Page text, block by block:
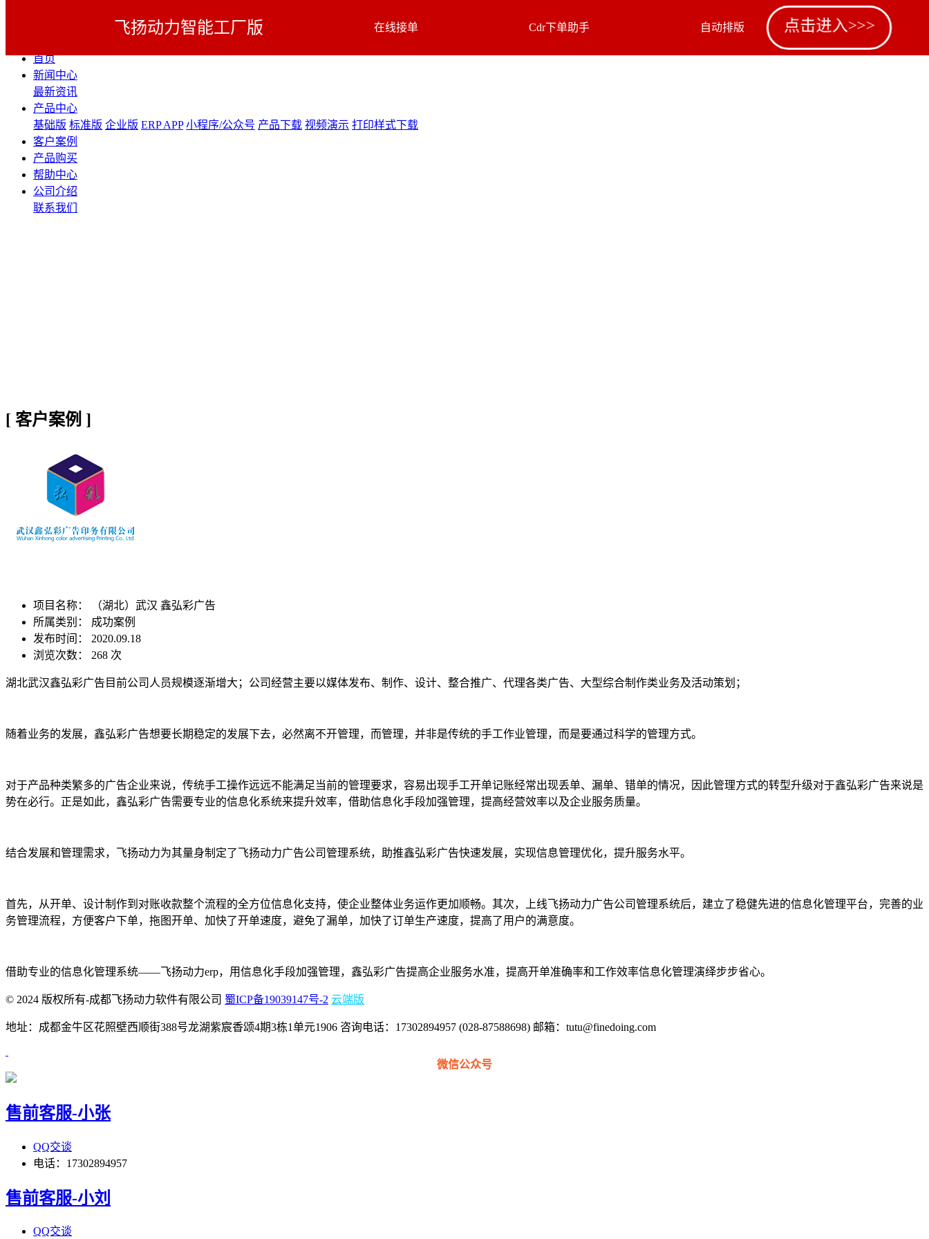
首页
新闻中心
最新资讯
产品中心
基础版 标准版 企业版 ERP APP 小程序/公众号 产品下载 视频演示 打印样式下载
客户案例
产品购买
帮助中心
公司介绍
联系我们
飞扬动力智能工厂版 在线接单 Cdr下单助手 自动排版 点击进入>>>
[ 客户案例 ]
项目名称：
（湖北）武汉 鑫弘彩广告
所属类别： 成功案例
发布时间： 2020.09.18
浏览次数： 268 次
湖北武汉鑫弘彩广告目前公司人员规模逐渐增大；公司经营主要以媒体发布、制作、设计、整合推广、代理各类广告、大型综合制作类业务及活动策划；
随着业务的发展，鑫弘彩广告想要长期稳定的发展下去，必然离不开管理，而管理，并非是传统的手工作业管理，而是要通过科学的管理方式。
对于产品种类繁多的广告企业来说，传统手工操作远远不能满足当前的管理要求，容易出现手工开单记账经常出现丢单、漏单、错单的情况，因此管理方式的转型升级对于鑫弘彩广告来说是
势在必行。正是如此，鑫弘彩广告需要专业的信息化系统来提升效率，借助信息化手段加强管理，提高经营效率以及企业服务质量。
结合发展和管理需求，飞扬动力为其量身制定了飞扬动力广告公司管理系统，助推鑫弘彩广告快速发展，实现信息管理优化，提升服务水平。
首先，从开单、设计制作到对账收款整个流程的全方位信息化支持，使企业整体业务运作更加顺畅。其次，上线飞扬动力广告公司管理系统后，建立了稳健先进的信息化管理平台，完善的业
务管理流程，方便客户下单，拖图开单、加快了开单速度，避免了漏单，加快了订单生产速度，提高了用户的满意度。
借助专业的信息化管理系统——飞扬动力erp，用信息化手段加强管理，鑫弘彩广告提高企业服务水准，提高开单准确率和工作效率信息化管理演绎步步省心。
© 2024 版权所有-成都飞扬动力软件有限公司 蜀ICP备19039147号-2 云端版
地址：成都金牛区花照壁西顺街388号龙湖紫宸香颂4期3栋1单元1906 咨询电话：17302894957 (028-87588698) 邮箱：tutu@finedoing.com
微信公众号
售前客服-小张
QQ交谈
电话：17302894957
售前客服-小刘
QQ交谈